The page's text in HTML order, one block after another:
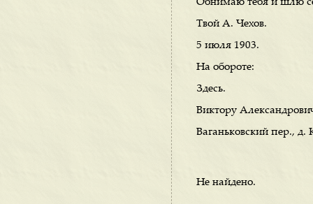
Обнимаю тебя и шлю
Твой А. Чехов.
5 июля 1903.
На обороте:
Здесь.
Виктору
Ваганьковский пер.,
Не найдено.